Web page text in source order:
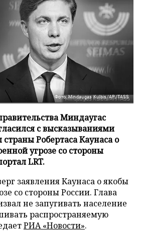
Фото: Mindaugas Kulbis/AP/TASS
Миндаугас
с высказываниями
Робертаса Каунаса о
угрозе со стороны
LRT.
заявления Каунаса о якобы
со стороны России. Глава
не запугивать население
распространяемую
РИА «Новости».